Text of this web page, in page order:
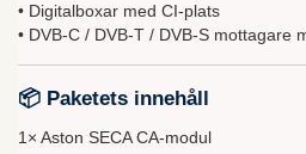
• Digitalboxar med CI-plats
• DVB-C / DVB-T / DVB-S mottagare
📦 Paketets innehåll
1× Aston SECA CA-modul